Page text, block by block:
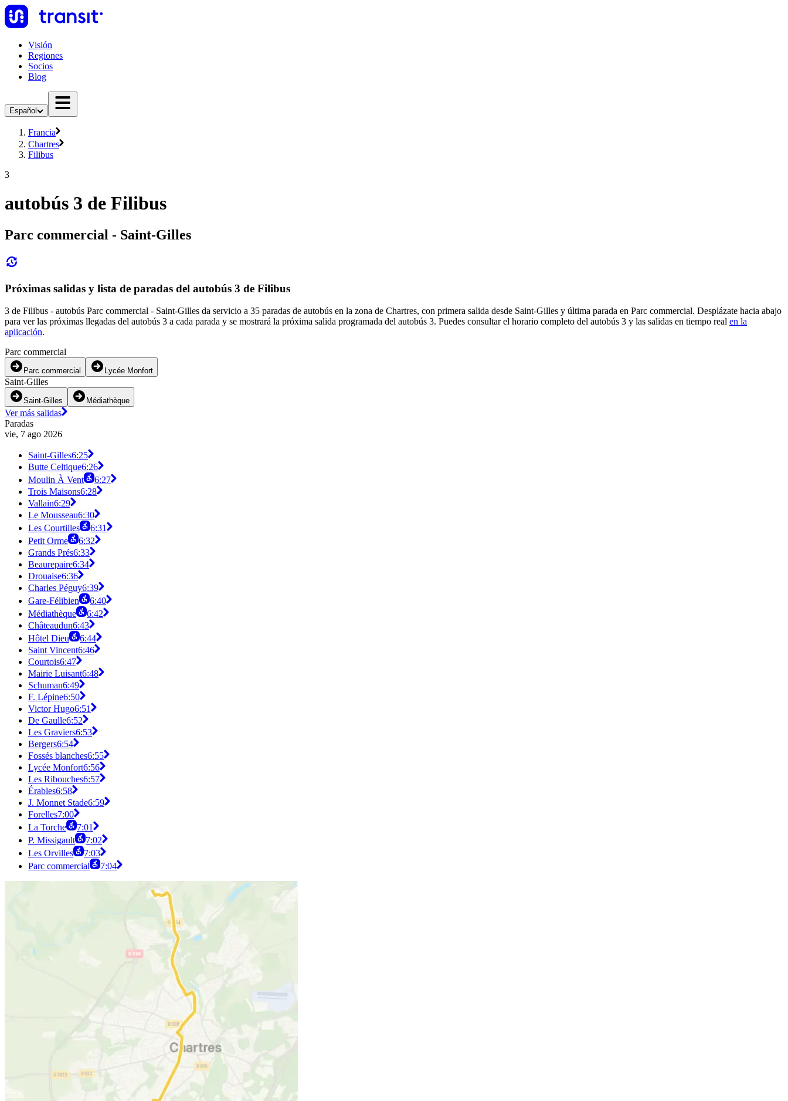
Visión
Regiones
Socios
Blog
Español
Francia
Chartres
Filibus
3
autobús 3 de Filibus
Parc commercial - Saint-Gilles
Próximas salidas y lista de paradas del autobús 3 de Filibus
3 de Filibus - autobús Parc commercial - Saint-Gilles da servicio a 35 paradas de autobús en la zona de Chartres, con primera salida desde Saint-Gilles y última parada en Parc commercial. Desplázate hacia abajo
para ver las próximas llegadas del autobús 3 a cada parada y se mostrará la próxima salida programada del autobús 3. Puedes consultar el horario completo del autobús 3 y las salidas en tiempo real en la
aplicación.
Parc commercial
Parc commercial Lycée Monfort
Saint-Gilles
Saint-Gilles Médiathèque
Ver más salidas
Paradas
vie, 7 ago 2026
Saint-Gilles6:25
Butte Celtique6:26
Moulin À Vent
6:27
Trois Maisons6:28
Vallain6:29
Le Mousseau6:30
Les Courtilles
6:31
Petit Orme
6:32
Grands Prés6:33
Beaurepaire6:34
Drouaise6:36
Charles Péguy6:39
Gare-Félibien
6:40
Médiathèque
6:42
Châteaudun6:43
Hôtel Dieu
6:44
Saint Vincent6:46
Courtois6:47
Mairie Luisant6:48
Schuman6:49
F. Lépine6:50
Victor Hugo6:51
De Gaulle6:52
Les Graviers6:53
Bergers6:54
Fossés blanches6:55
Lycée Monfort6:56
Les Ribouches6:57
Érables6:58
J. Monnet Stade6:59
Forelles7:00
La Torche
7:01
P. Missigault
7:02
Les Orvilles
7:03
Parc commercial
7:04